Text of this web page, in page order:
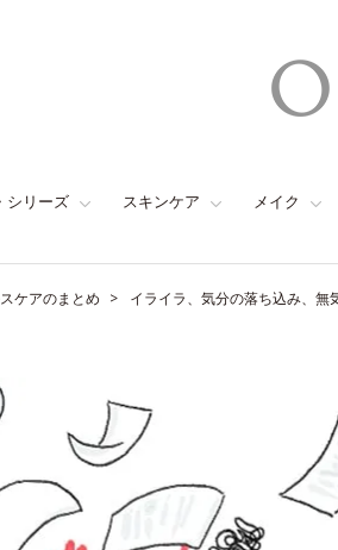
シリーズ スキンケア メイク
ケアのまとめ イライラ、気分の落ち込み、